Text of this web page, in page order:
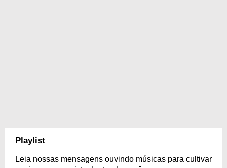
Playlist
Leia nossas mensagens ouvindo músicas para cultivar